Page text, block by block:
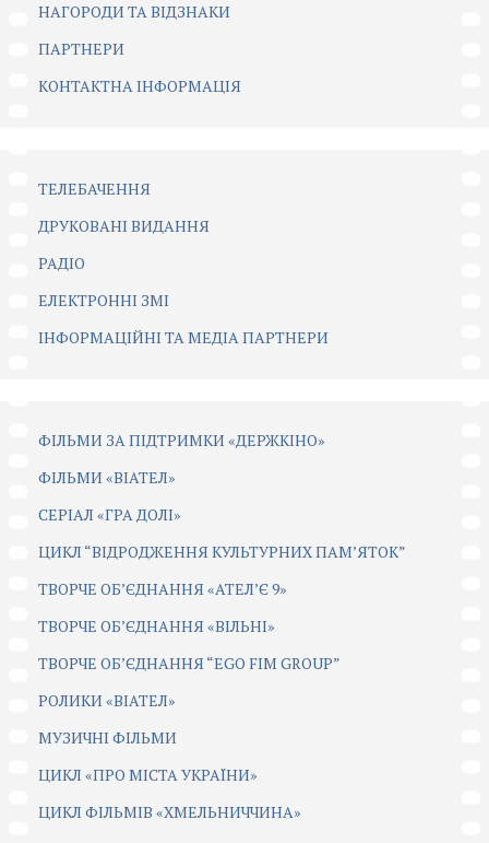
НАГОРОДИ ТА ВІДЗНАКИ
ПАРТНЕРИ
КОНТАКТНА ІНФОРМАЦІЯ
ТЕЛЕБАЧЕННЯ
ДРУКОВАНІ ВИДАННЯ
РАДІО
ЕЛЕКТРОННІ ЗМІ
ІНФОРМАЦІЙНІ ТА МЕДІА ПАРТНЕРИ
ФІЛЬМИ ЗА ПІДТРИМКИ «ДЕРЖКІНО»
ФІЛЬМИ «ВІАТЕЛ»
СЕРІАЛ «ГРА ДОЛІ»
ЦИКЛ “ВІДРОДЖЕННЯ КУЛЬТУРНИХ ПАМ’ЯТОК”
ТВОРЧЕ ОБ’ЄДНАННЯ «АТЕЛ’Є 9»
ТВОРЧЕ ОБ’ЄДНАННЯ «ВІЛЬНІ»
ТВОРЧЕ ОБ’ЄДНАННЯ “EGO FIM GROUP”
РОЛИКИ «ВІАТЕЛ»
МУЗИЧНІ ФІЛЬМИ
ЦИКЛ «ПРО МІСТА УКРАЇНИ»
ЦИКЛ ФІЛЬМІВ «ХМЕЛЬНИЧЧИНА»